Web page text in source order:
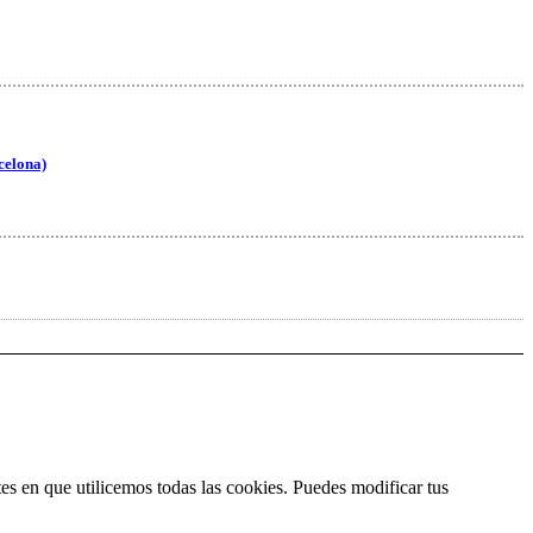
en que utilicemos todas las cookies. Puedes modificar tus